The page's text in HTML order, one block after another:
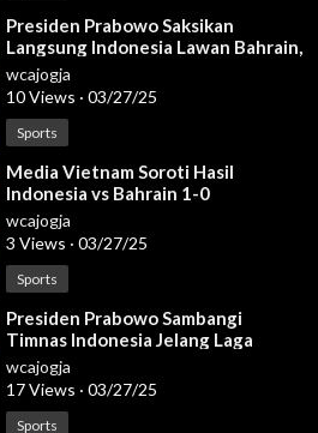
2025
malam
nanti malam
tv nasional
⁣Presiden Prabowo Saksikan
Langsung Indonesia Lawan Bahrain,
Jakarta, 25 Maret 2025
wcajogja
10 Views · 03/27/25
Sports
⁣Media Vietnam Soroti Hasil
Indonesia vs Bahrain 1-0
wcajogja
3 Views · 03/27/25
Sports
⁣Presiden Prabowo Sambangi
Timnas Indonesia Jelang Laga
Lawan Bahrain, 25 Maret 2025
wcajogja
17 Views · 03/27/25
Sports